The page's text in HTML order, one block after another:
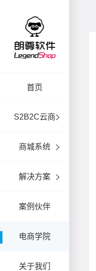
首页
S2B2C云商
商城系统
解决方案
案例伙伴
电商学院
关于我们